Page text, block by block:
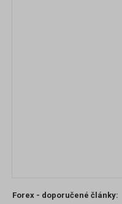
Forex - doporučené články: